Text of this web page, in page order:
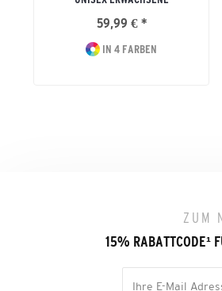
59,99 € *
IN 4 FARBEN
ZUM
15% RABATTCODE¹